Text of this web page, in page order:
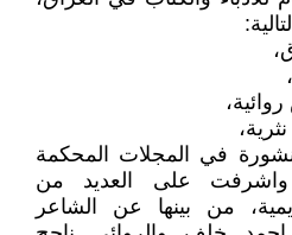
في المجلات المحكمة
واشرفت على العديد من
من بينها عن الشاعر